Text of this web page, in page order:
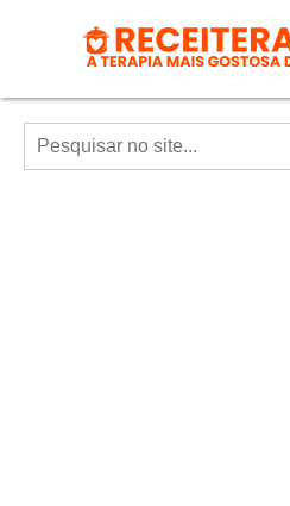
Doces e Sobremesas
Air Fryer